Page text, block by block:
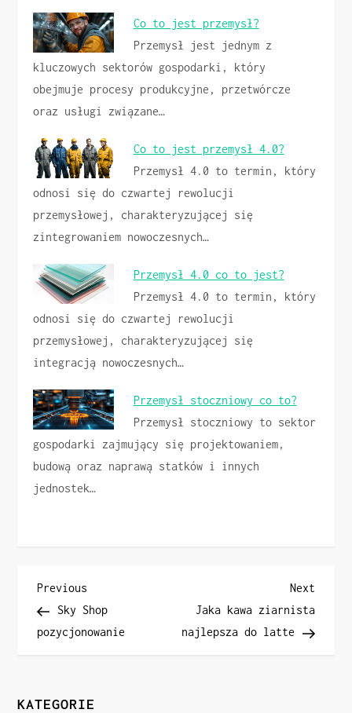
Co to jest przemysł?
Przemysł jest jednym z
kluczowych sektorów gospodarki, który
obejmuje procesy produkcyjne, przetwórcze
oraz usługi związane…
Co to jest przemysł 4.0?
Przemysł 4.0 to termin, który
odnosi się do czwartej rewolucji
przemysłowej, charakteryzującej się
zintegrowaniem nowoczesnych…
Przemysł 4.0 co to jest?
Przemysł 4.0 to termin, który
odnosi się do czwartej rewolucji
przemysłowej, charakteryzującej się
integracją nowoczesnych…
Przemysł stoczniowy co to?
Przemysł stoczniowy to sektor
gospodarki zajmujący się projektowaniem,
budową oraz naprawą statków i innych
jednostek…
N
a
i
Previous
Post
Previous
Sky Shop
pozycjonowanie
Next
Post
Next
Jaka kawa ziarnista
najlepsza do latte
KATEGORIE